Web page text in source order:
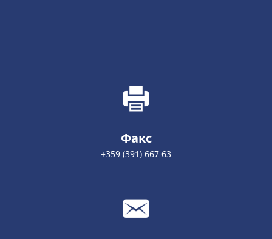
Факс
+359 (391) 667 63